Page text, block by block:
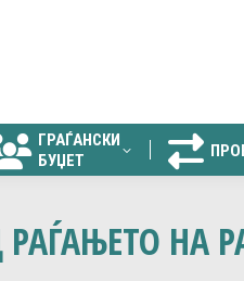
ГРАЃАНСКИ
БУЏЕТ
НА